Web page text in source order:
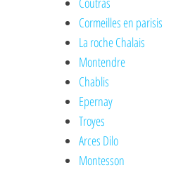
Cormeilles en parisis
La roche Chalais
Montendre
Chablis
Epernay
Troyes
Arces Dilo
Montesson